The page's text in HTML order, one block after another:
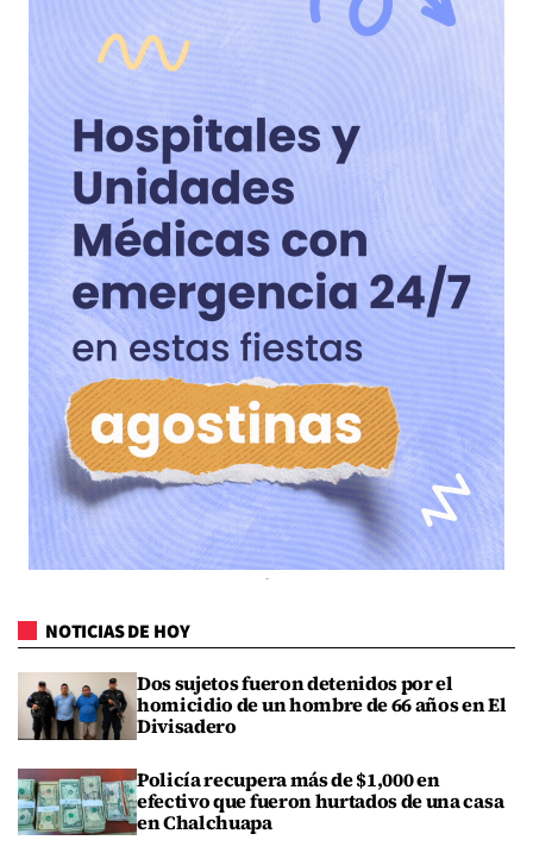
NOTICIAS DE HOY
Dos sujetos fueron detenidos por el
homicidio de un hombre de 66 años en El
Divisadero
Policía recupera más de $1,000 en
efectivo que fueron hurtados de una casa
en Chalchuapa